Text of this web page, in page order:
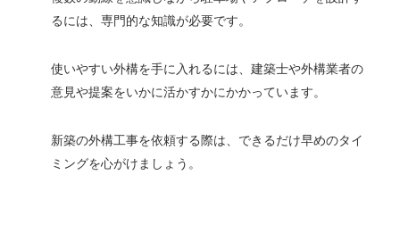
るには、専門的な知識が必要です。
使いやすい外構を手に入れるには、建築士や外構業者の
意見や提案をいかに活かすかにかかっています。
新築の外構工事を依頼する際は、できるだけ早めのタイ
ミングを心がけましょう。